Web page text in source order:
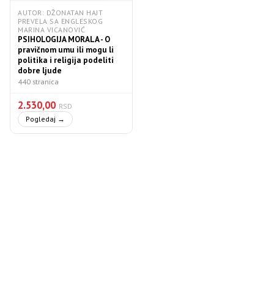
AUTOR: DŽONATAN HAJT
PREVELA SA ENGLESKOG
MARINA VICANOVIĆ
PSIHOLOGIJA MORALA - O
pravičnom umu ili mogu li
politika i religija podeliti
dobre ljude
440 stranica
2.530,00 RSD
Pogledaj →